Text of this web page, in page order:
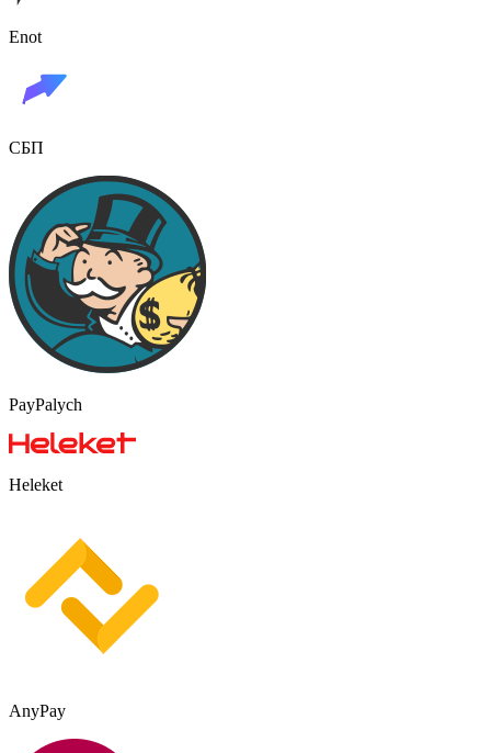
Enot
СБП
PayPalych
Heleket
AnyPay